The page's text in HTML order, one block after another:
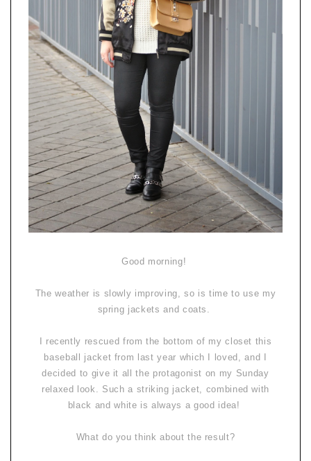
Good morning!
The weather is slowly improving, so is time to use my
spring jackets and coats.
I recently rescued from the bottom of my closet this
baseball jacket from last year which I loved, and I
decided to give it all the protagonist on my Sunday
relaxed look. Such a striking jacket, combined with
black and white is always a good idea!
What do you think about the result?